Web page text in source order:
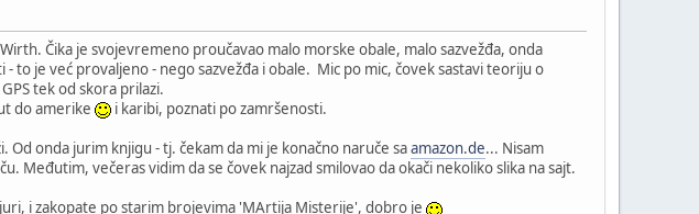
Čika je svojevremeno proučavao malo morske obale, malo sazvežđa, onda
to je već provaljeno - nego sazvežđa i obale. Mic po mic, čovek sastavi teoriju o
tek od skora prilazi.
do amerike
i karibi, poznati po zamršenosti.
onda jurim knjigu - tj. čekam da mi je konačno naruče saamazon.de... Nisam
Međutim, večeras vidim da se čovek najzad smilovao da okači nekoliko slika na sajt.
i zakopate po starim brojevima 'MArtija Misterije', dobro je